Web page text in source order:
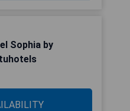
Sophia by